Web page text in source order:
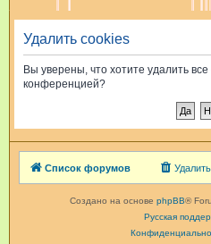
Удалить cookies
Вы уверены, что хотите удалить
конференцией?
Список форумов
Создано на основе phpBB®
Русская